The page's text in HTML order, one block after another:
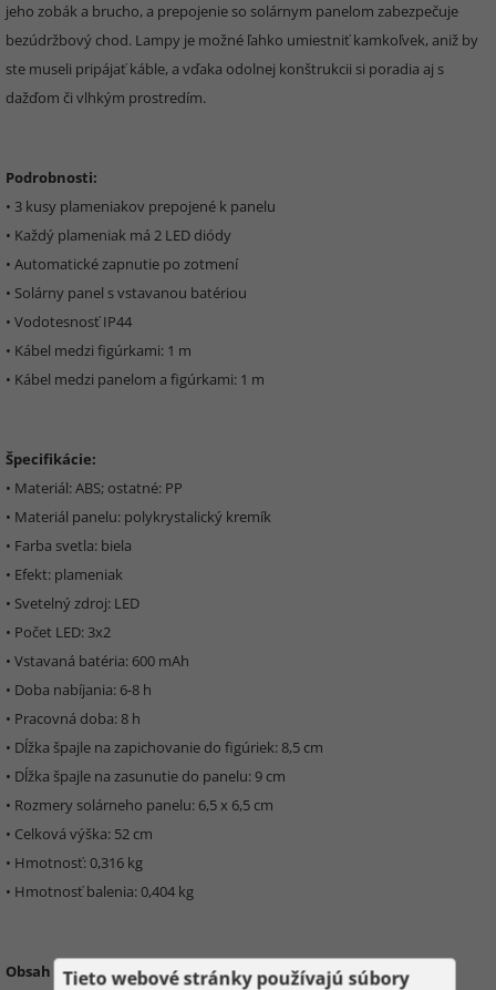
jeho zobák a brucho, a prepojenie so solárnym panelom zabezpečuje
bezúdržbový chod. Lampy je možné ľahko umiestniť kamkoľvek, aniž by
ste museli pripájať káble, a vďaka odolnej konštrukcii si poradia aj s
dažďom či vlhkým prostredím.
Podrobnosti:
• 3 kusy plameniakov prepojené k panelu
• Každý plameniak má 2 LED diódy
• Automatické zapnutie po zotmení
• Solárny panel s vstavanou batériou
• Vodotesnosť IP44
• Kábel medzi figúrkami: 1 m
• Kábel medzi panelom a figúrkami: 1 m
Špecifikácie:
• Materiál: ABS; ostatné: PP
• Materiál panelu: polykrystalický kremík
• Farba svetla: biela
• Efekt: plameniak
• Svetelný zdroj: LED
• Počet LED: 3x2
• Vstavaná batéria: 600 mAh
• Doba nabíjania: 6-8 h
• Pracovná doba: 8 h
• Dĺžka špajle na zapichovanie do figúriek: 8,5 cm
• Dĺžka špajle na zasunutie do panelu: 9 cm
• Rozmery solárneho panelu: 6,5 x 6,5 cm
• Celková výška: 52 cm
• Hmotnosť: 0,316 kg
• Hmotnosť balenia: 0,404 kg
Obsah balenia:Tieto webové stránky používajú súbory